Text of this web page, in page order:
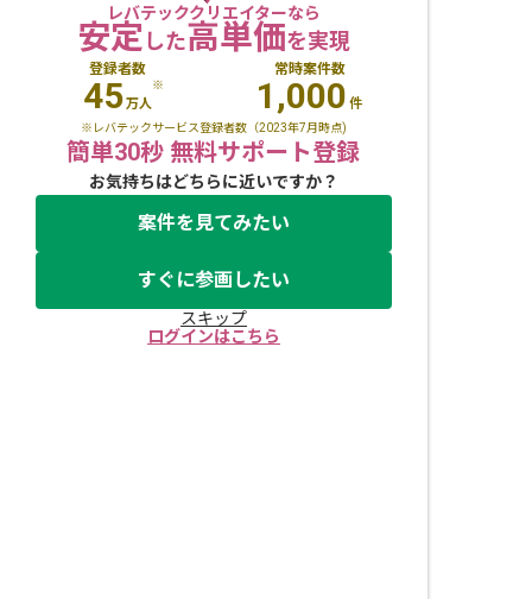
レバテッククリエイターなら
安定した高単価を実現
登録者数
45万人
※
常時案件数
1,000 件
※レバテックサービス登録者数（2023年7月時点)
簡単30秒 無料サポート登録
お気持ちはどちらに近いですか？
案件を見てみたい
すぐに参画したい
スキップ
ログインはこちら